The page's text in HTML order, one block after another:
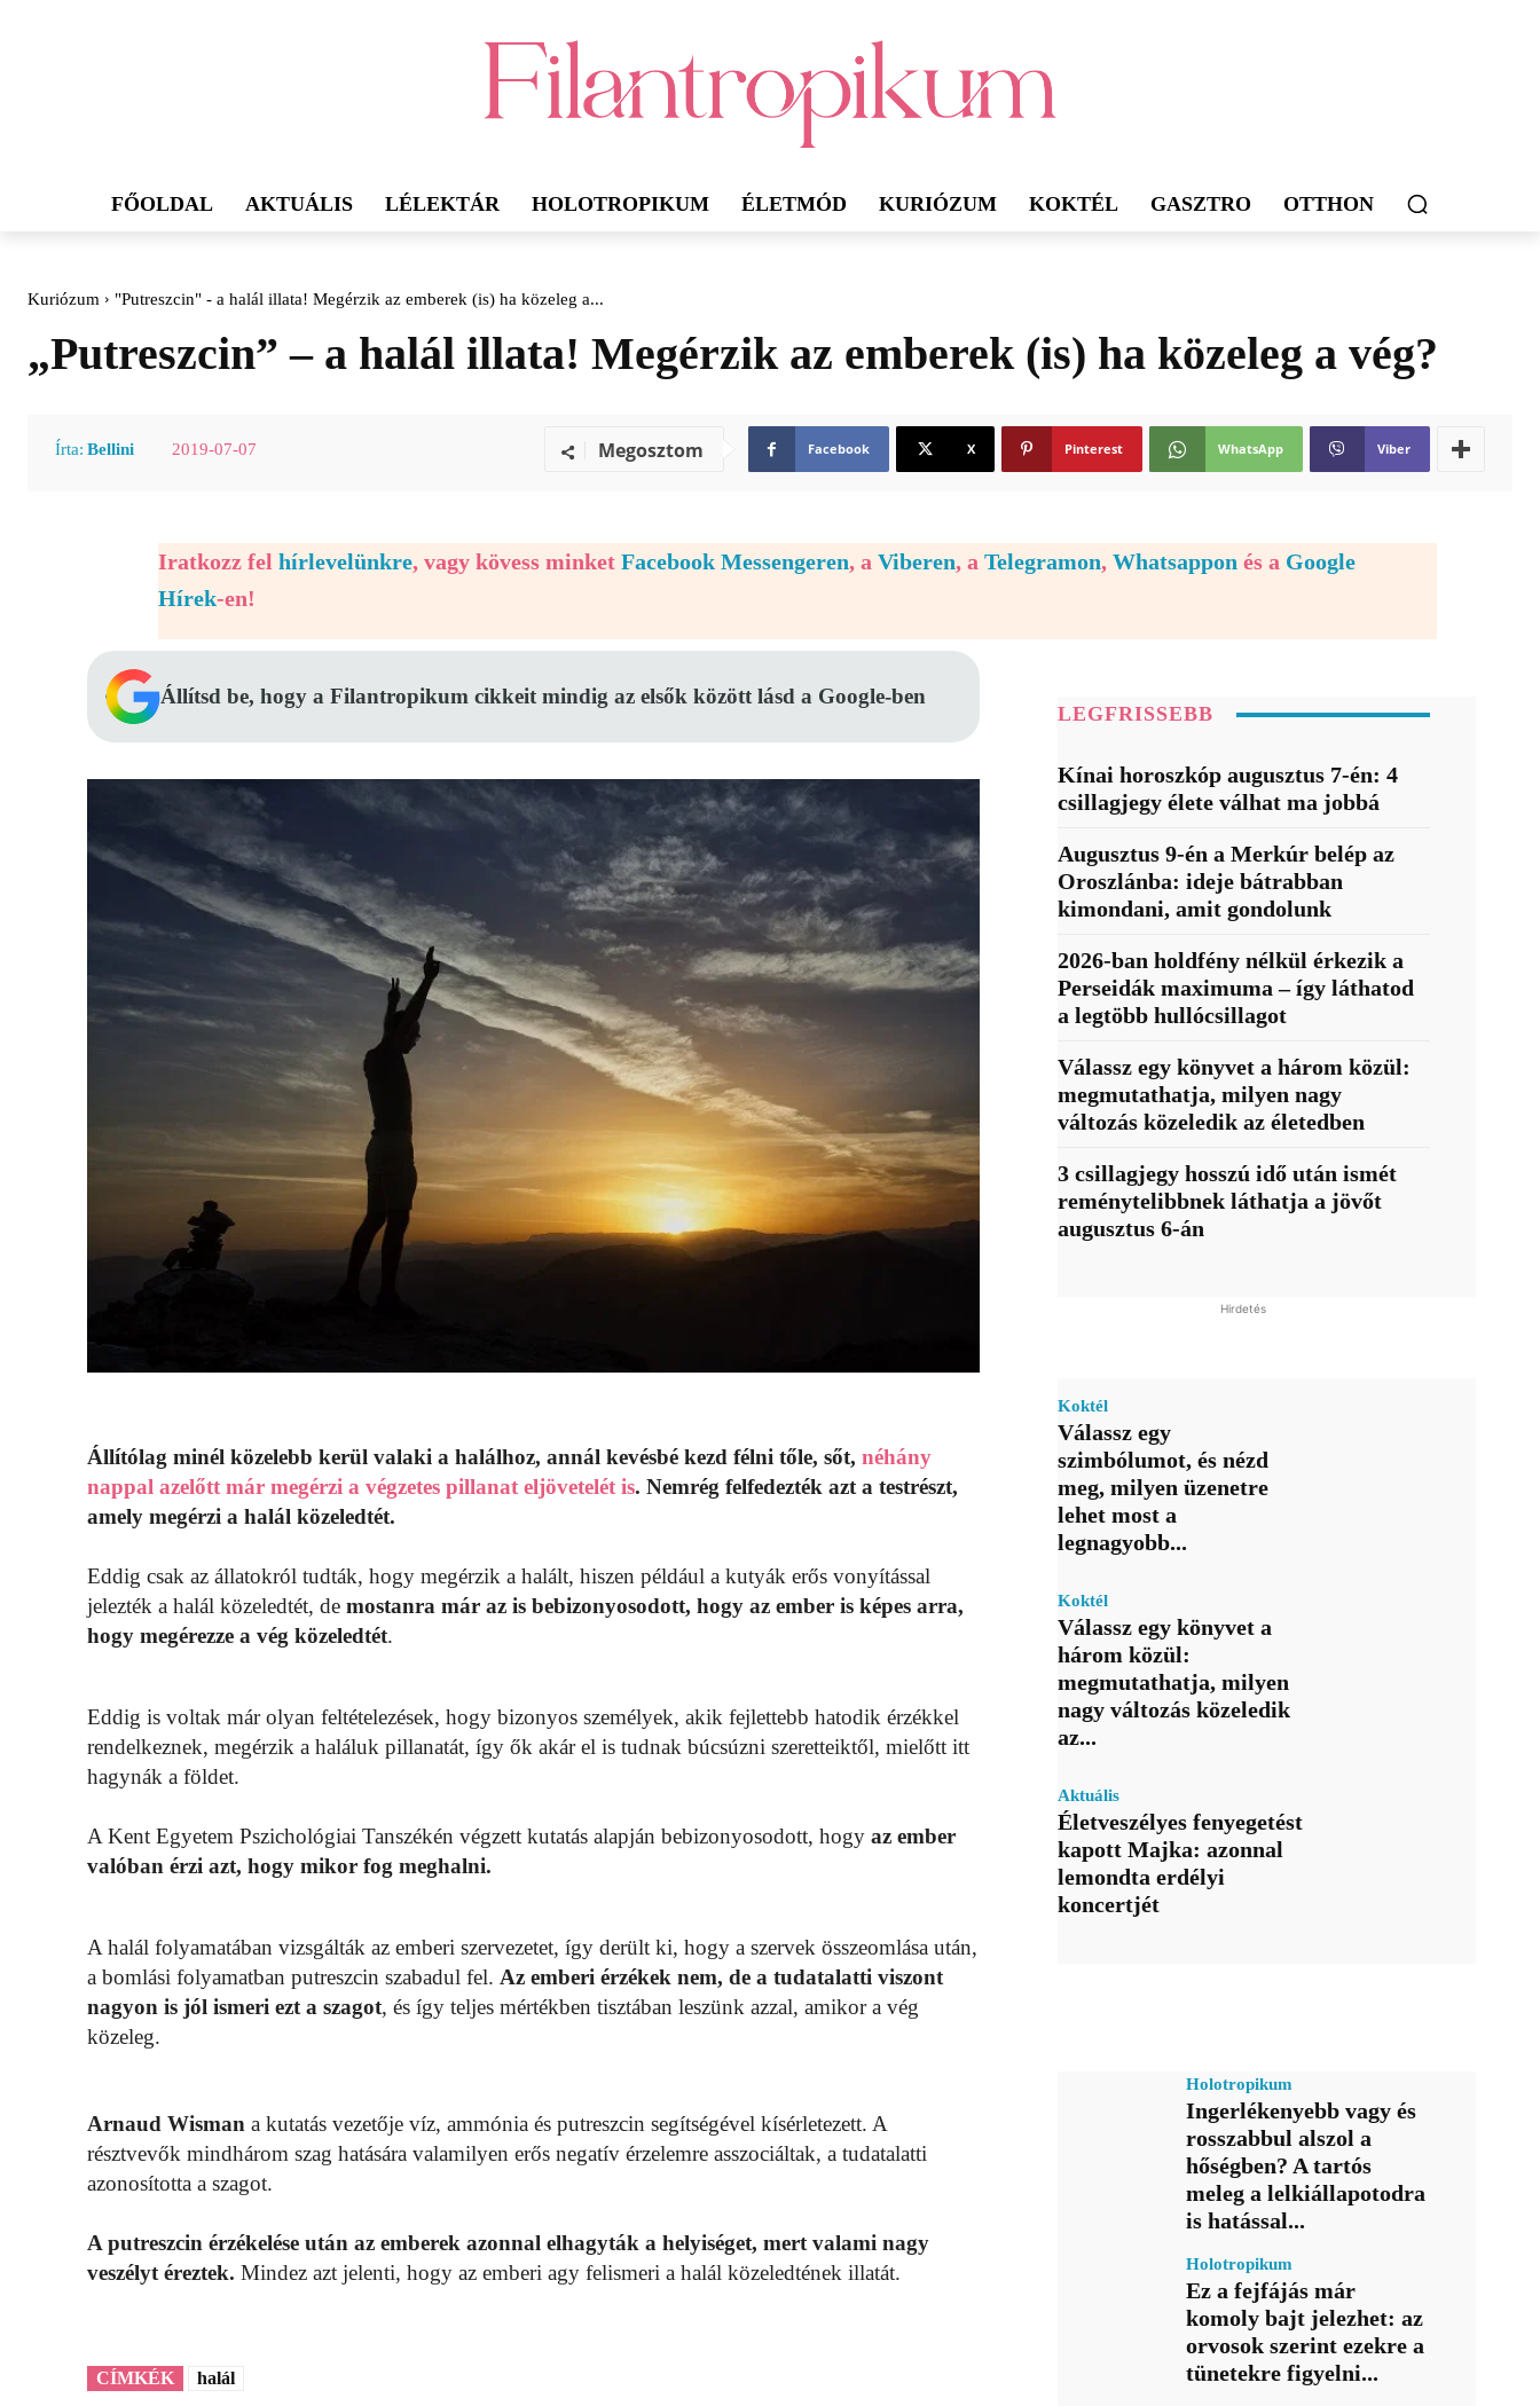
FŐOLDAL AKTUÁLIS LÉLEKTÁR HOLOTROPIKUM ÉLETMÓD KURIÓZUM KOKTÉL GASZTRO OTTHON
Kuriózum "Putreszcin" - a halál illata! Megérzik az emberek (is) ha közeleg a...
„Putreszcin” – a halál illata! Megérzik az emberek (is) ha közeleg a vég?
Írta: Bellini 2019-07-07 Megosztom Facebook X Pinterest WhatsApp Viber
Iratkozz fel hírlevelünkre, vagy kövess minket Facebook Messengeren, a Viberen, a Telegramon, Whatsappon és a Google
Hírek-en!
Állítsd be, hogy a Filantropikum cikkeit mindig az elsők között lásd a Google-ben
Állítólag minél közelebb kerül valaki a halálhoz, annál kevésbé kezd félni tőle, sőt, néhány
nappal azelőtt már megérzi a végzetes pillanat eljövetelét is. Nemrég felfedezték azt a testrészt,
amely megérzi a halál közeledtét.
Eddig csak az állatokról tudták, hogy megérzik a halált, hiszen például a kutyák erős vonyítással
jelezték a halál közeledtét, de mostanra már az is bebizonyosodott, hogy az ember is képes arra,
hogy megérezze a vég közeledtét.
Eddig is voltak már olyan feltételezések, hogy bizonyos személyek, akik fejlettebb hatodik érzékkel
rendelkeznek, megérzik a haláluk pillanatát, így ők akár el is tudnak búcsúzni szeretteiktől, mielőtt itt
hagynák a földet.
A Kent Egyetem Pszichológiai Tanszékén végzett kutatás alapján bebizonyosodott, hogy az ember
valóban érzi azt, hogy mikor fog meghalni.
A halál folyamatában vizsgálták az emberi szervezetet, így derült ki, hogy a szervek összeomlása után,
a bomlási folyamatban putreszcin szabadul fel. Az emberi érzékek nem, de a tudatalatti viszont
nagyon is jól ismeri ezt a szagot, és így teljes mértékben tisztában leszünk azzal, amikor a vég
közeleg.
Arnaud Wisman a kutatás vezetője víz, ammónia és putreszcin segítségével kísérletezett. A
résztvevők mindhárom szag hatására valamilyen erős negatív érzelemre asszociáltak, a tudatalatti
azonosította a szagot.
A putreszcin érzékelése után az emberek azonnal elhagyták a helyiséget, mert valami nagy
veszélyt éreztek. Mindez azt jelenti, hogy az emberi agy felismeri a halál közeledtének illatát.
CÍMKÉK halál
LEGFRISSEBB
Kínai horoszkóp augusztus 7-én: 4
csillagjegy élete válhat ma jobbá
Augusztus 9-én a Merkúr belép az
Oroszlánba: ideje bátrabban
kimondani, amit gondolunk
2026-ban holdfény nélkül érkezik a
Perseidák maximuma – így láthatod
a legtöbb hullócsillagot
Válassz egy könyvet a három közül:
megmutathatja, milyen nagy
változás közeledik az életedben
3 csillagjegy hosszú idő után ismét
reménytelibbnek láthatja a jövőt
augusztus 6-án
Hirdetés
Koktél
Válassz egy
szimbólumot, és nézd
meg, milyen üzenetre
lehet most a
legnagyobb...
Koktél
Válassz egy könyvet a
három közül:
megmutathatja, milyen
nagy változás közeledik
az...
Aktuális
Életveszélyes fenyegetést
kapott Majka: azonnal
lemondta erdélyi
koncertjét
Holotropikum
Ingerlékenyebb vagy és
rosszabbul alszol a
hőségben? A tartós
meleg a lelkiállapotodra
is hatással...
Holotropikum
Ez a fejfájás már
komoly bajt jelezhet: az
orvosok szerint ezekre a
tünetekre figyelni...